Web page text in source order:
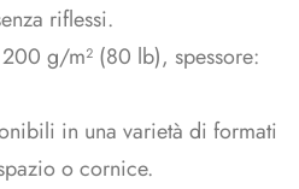
riflessi.
g/m² (80 lb), spessore:
in una varietà di formati
o cornice.